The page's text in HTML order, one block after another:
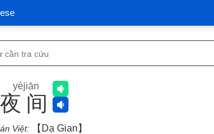
夜间
yèjiān
Việt: 【dạ Gian】